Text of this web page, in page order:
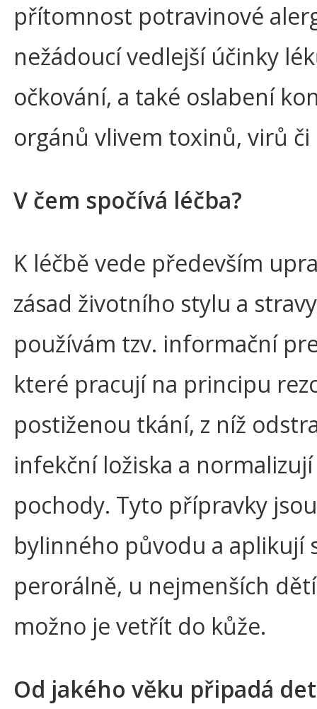
přítomnost potravinové
nežádoucí vedlejší účinky
očkování, a také oslabení
orgánů vlivem toxinů, virů
V čem spočívá léčba?
K léčbě vede především
zásad životního stylu a
používám tzv. informační
které pracují na principu
postiženou tkání, z níž
infekční ložiska a
pochody. Tyto přípravky jsou
bylinného původu a aplikují
perorálně, u nejmenších
možno je vetřít do kůže.
Od jakého věku připadá